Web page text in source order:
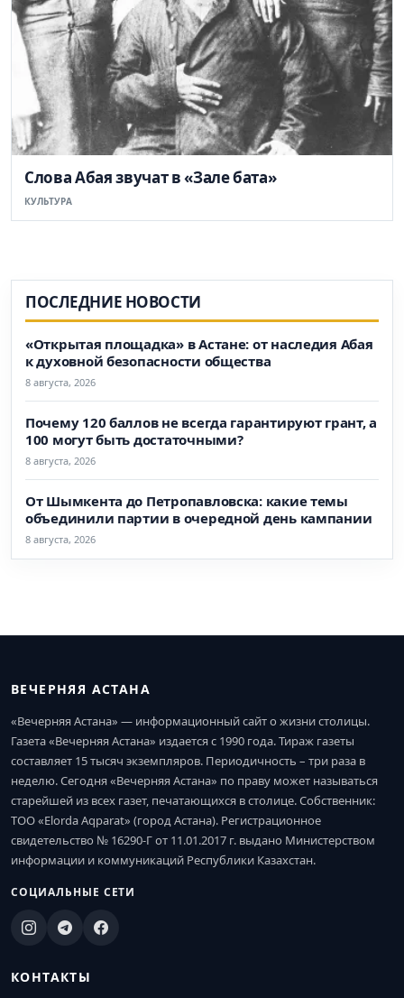
Слова Абая звучат в «Зале бата»
КУЛЬТУРА
ПОСЛЕДНИЕ НОВОСТИ
«Открытая площадка» в Астане: от наследия Абая
к духовной безопасности общества
8 августа, 2026
Почему 120 баллов не всегда гарантируют грант, а
100 могут быть достаточными?
8 августа, 2026
От Шымкента до Петропавловска: какие темы
объединили партии в очередной день кампании
8 августа, 2026
ВЕЧЕРНЯЯ АСТАНА
«Вечерняя Астана» — информационный сайт о жизни столицы.
Газета «Вечерняя Астана» издается с 1990 года. Тираж газеты
составляет 15 тысяч экземпляров. Периодичность – три раза в
неделю. Сегодня «Вечерняя Астана» по праву может называться
старейшей из всех газет, печатающихся в столице. Собственник:
ТОО «Elorda Aqparat» (город Астана). Регистрационное
свидетельство № 16290-Г от 11.01.2017 г. выдано Министерством
информации и коммуникаций Республики Казахстан.
СОЦИАЛЬНЫЕ СЕТИ
КОНТАКТЫ